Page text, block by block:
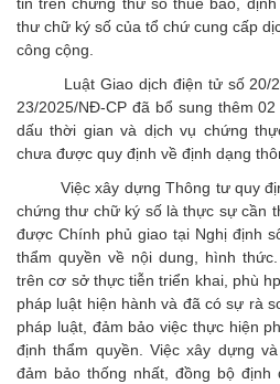
thư chữ ký số của tổ chứ cung cấp
công cộng.
Luật Giao dịch điện tử số 20/
23/2025/NĐ-CP đã bổ sung thêm
dấu thời gian và dịch vụ chứng
chưa được quy định về định dạng
Việc xây dựng Thông tư quy
chứng thư chữ ký số là thực sự cần
được Chính phủ giao tại Nghị định
thẩm quyền về nội dung, hình
trên cơ sở thực tiễn triển khai, phù
pháp luật hiện hành và đã có sự rà
pháp luật, đảm bảo việc thực hiện
định thẩm quyền. Việc xây dựng
đảm bảo thống nhất, đồng bộ định